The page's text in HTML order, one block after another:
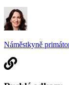
Náměstkyně